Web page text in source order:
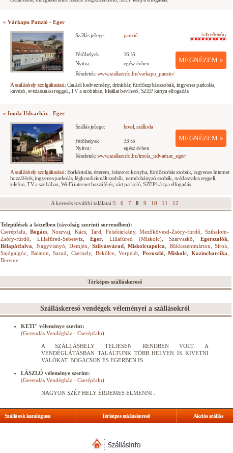
» Várkapu Panzió - Eger
Szállás jellege: panzió 5 db vélemény
MEGNÉZEM »
Férőhelyek:
16 fő
Nyitva:
egész évben
Részletek: www.szallasinfo.hu/varkapu_panzio/
A szálláshely szolgáltatásai: Családi kedvezmény, drinkbár, fürdőszobás szobák, ingyenes parkolás,
kávézó, svédasztalos reggeli, TV a szobában, kisállat bevihető, SZÉP kártya elfogadás.
» Imola Udvarház - Eger
Szállás jellege: hotel, szálloda
MEGNÉZEM »
Férőhelyek:
33 fő
Nyitva:
egész évben
Részletek: www.szallasinfo.hu/imola_udvarhaz_eger/
A szálláshely szolgáltatásai: Borkóstolás, étterem, felszerelt konyha, fürdőszobás szobák, ingyenes Internet
hozzáférés, ingyenes parkolás, légkondicionált szobák, nemdohányzó szobák, svédasztalos reggeli,
telefon, TV a szobában, Wi-Fi internet hozzáférés, zárt parkoló, SZÉP kártya elfogadás.
A keresés további találatai:5 6 7 8 9 10 11 12
Települések a közelben (távolság szerinti sorrendben):
Cserépfalu
Bogács,Noszvaj ,Kács Tard Felsőtárkány,Mezőkövesd-Zsóry-fürdő ,Szihalom-
Zsóry-fürdő
Lillafüred-Sebesvíz,Eger ,Lillafüred (Miskolc),Szarvaskő ,Egerszalók
Bélapátfalva
Nagyvisnyó Demjén Szilvásvárad, Miskolctapolca Bükkszentmárton Sirok
Sajógalgóc
Balaton ,Sarud Csernely, Bekölce,Verpelét Poroszló ,Miskolc Kazincbarcika
Berente
Térképes szálláskereső
Szálláskereső vendégek véleményei a szállásokról
KETI" véleménye szerint:
(Gerendás Vendégház - Cserépfalu)
A SZÁLLÁSHELY TELJESEN RENDBEN VOLT. A
VENDÉGLÁTÁSBAN TALÁLTUNK TÖBB HELYEN IS KIVETNI
VALÓKAT: BOGÁCSON ÉS EGERBEN IS.
LÁSZLÓ véleménye szerint:
(Gerendás Vendégház - Cserépfalu)
NAGYON SZÉP HELY ÉRDEMES ELMENNI .
Szállások katalógusa Térképes szálláskereső Akciós szállás